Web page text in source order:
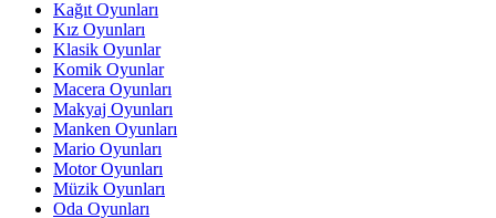
Kağıt Oyunları
Kız Oyunları
Klasik Oyunlar
Komik Oyunlar
Macera Oyunları
Makyaj Oyunları
Manken Oyunları
Mario Oyunları
Motor Oyunları
Müzik Oyunları
Oda Oyunları